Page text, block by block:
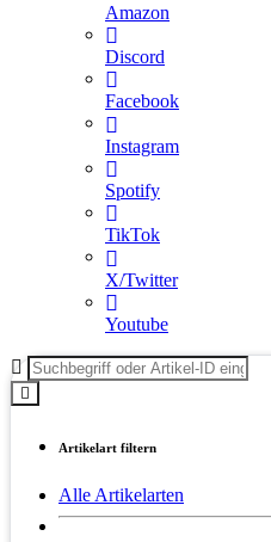
Amazon
Discord
Facebook
Instagram
Spotify
TikTok
X/Twitter
Youtube
Artikelart filtern
Alle Artikelarten